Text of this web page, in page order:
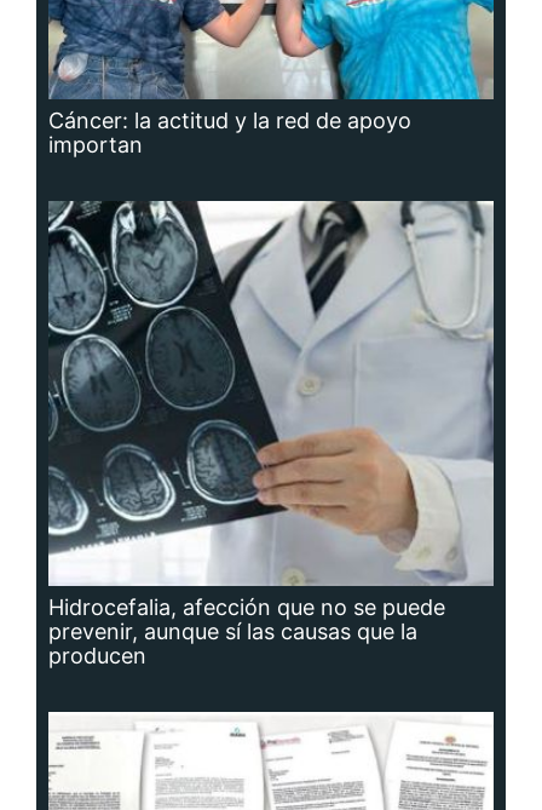
Cáncer: la actitud y la red de apoyo
importan
Hidrocefalia, afección que no se puede
prevenir, aunque sí las causas que la
producen